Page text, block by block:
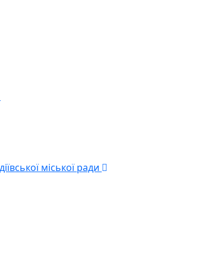
міської ради